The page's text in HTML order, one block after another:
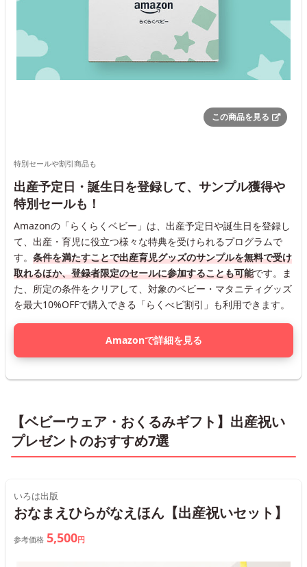
この商品を見る
特別セールや割引商品も
出産予定日・誕生日を登録して、サンプル獲得や
特別セールも！
Amazonの「らくらくベビー」は、出産予定日や誕生日を登録し
て、出産・育児に役立つ様々な特典を受けられるプログラムで
す。 条件を満たすことで出産育児グッズのサンプルを無料で受け
取れるほか、登録者限定のセールに参加することも可能です。ま
た、所定の条件をクリアして、対象のベビー・マタニティグッズ
を最大10%OFFで購入できる「らくべビ割引」も利用できます。
Amazonで詳細を見る
【ベビーウェア・おくるみギフト】出産祝い
プレゼントのおすすめ7選
いろは出版
おなまえひらがなえほん【出産祝いセット】
参考価格 5,500円